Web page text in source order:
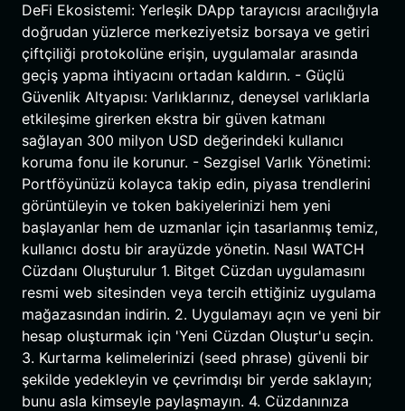
DeFi Ekosistemi: Yerleşik DApp tarayıcısı aracılığıyla
doğrudan yüzlerce merkeziyetsiz borsaya ve getiri
çiftçiliği protokolüne erişin, uygulamalar arasında
geçiş yapma ihtiyacını ortadan kaldırın. - Güçlü
Güvenlik Altyapısı: Varlıklarınız, deneysel varlıklarla
etkileşime girerken ekstra bir güven katmanı
sağlayan 300 milyon USD değerindeki kullanıcı
koruma fonu ile korunur. - Sezgisel Varlık Yönetimi:
Portföyünüzü kolayca takip edin, piyasa trendlerini
görüntüleyin ve token bakiyelerinizi hem yeni
başlayanlar hem de uzmanlar için tasarlanmış temiz,
kullanıcı dostu bir arayüzde yönetin. Nasıl WATCH
Cüzdanı Oluşturulur 1. Bitget Cüzdan uygulamasını
resmi web sitesinden veya tercih ettiğiniz uygulama
mağazasından indirin. 2. Uygulamayı açın ve yeni bir
hesap oluşturmak için 'Yeni Cüzdan Oluştur'u seçin.
3. Kurtarma kelimelerinizi (seed phrase) güvenli bir
şekilde yedekleyin ve çevrimdışı bir yerde saklayın;
bunu asla kimseyle paylaşmayın. 4. Cüzdanınıza